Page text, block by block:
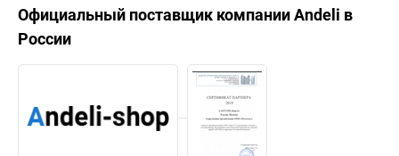
Официальный поставщик компанииAndeli в
России